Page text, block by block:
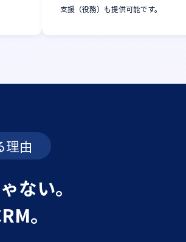
支援（役務）も提供可能です。
理由
ない。
。